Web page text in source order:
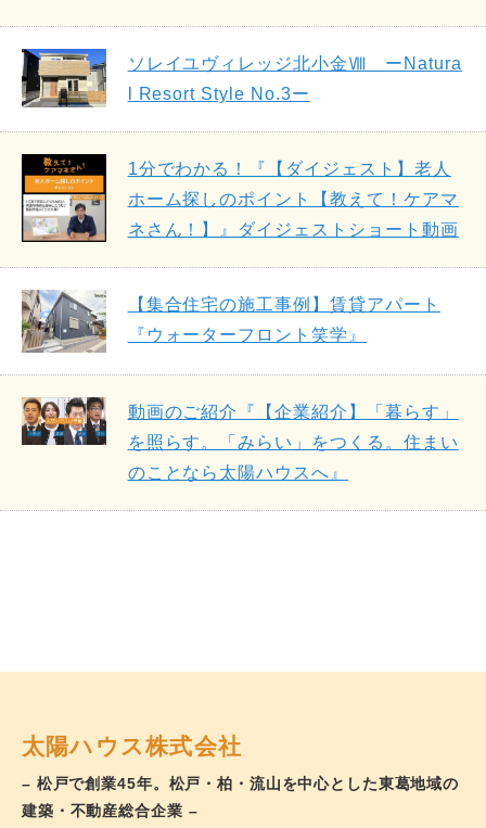
ソレイユヴィレッジ北小金Ⅷ ーNatura
l Resort Style No.3ー
1分でわかる！『【ダイジェスト】老人
ホーム探しのポイント【教えて！ケアマ
ネさん！】』ダイジェストショート動画
【集合住宅の施工事例】賃貸アパート
『ウォーターフロント笑学』
動画のご紹介『【企業紹介】「暮らす」
を照らす。「みらい」をつくる。住まい
のことなら太陽ハウスへ』
太陽ハウス株式会社
– 松戸で創業45年。松戸・柏・流山を中心とした東葛地域の
建築・不動産総合企業 –